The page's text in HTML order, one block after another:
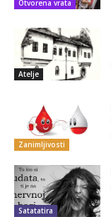
Otvorena vrata
Atelje
Zanimljivosti
Satatatira